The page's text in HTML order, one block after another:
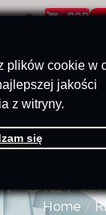
plików cookie w
jakości
z witryny.
się
B2B
8121
Home /